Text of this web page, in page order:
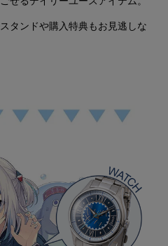
タンドや購入特典もお見逃しな